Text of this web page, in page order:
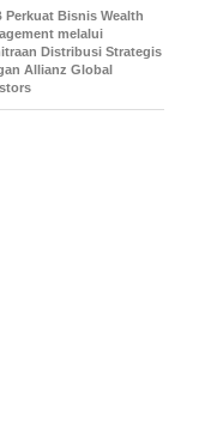
Perkuat Bisnis Wealth
melalui
Distribusi Strategis
Allianz Global